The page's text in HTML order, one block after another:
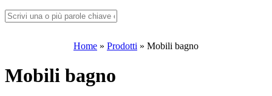
Home » Prodotti » Mobili bagno
Mobili bagno